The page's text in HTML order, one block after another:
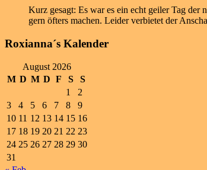
Kurz gesagt: Es war es ein echt geiler Tag
gern öfters machen. Leider verbietet der
Roxianna´s Kalender
August 2026
M D M D F S
S
1
2
3
4 5 6 7 8
9
10 11 12 13 14 15 16
17 18 19 20 21 22 23
24 25 26 27 28 29 30
31